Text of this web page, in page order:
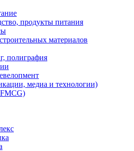
продукты питания
материалов
полиграфия
медиа и технологии)